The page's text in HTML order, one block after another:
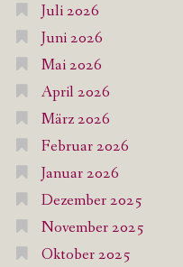
Juli 2026
Juni 2026
Mai 2026
April 2026
März 2026
Februar 2026
Januar 2026
Dezember 2025
November 2025
Oktober 2025